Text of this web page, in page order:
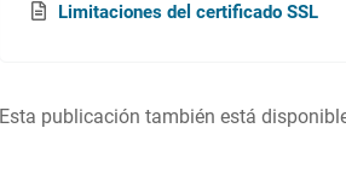
Limitaciones del certificado SSL
Esta publicación también está